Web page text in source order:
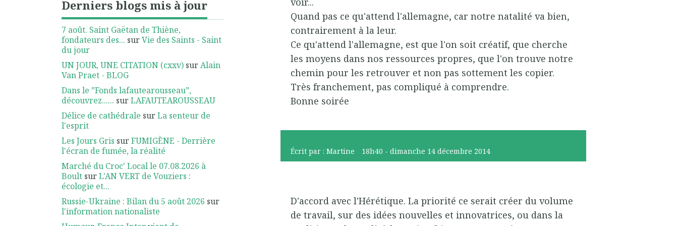
Derniers blogs mis à jour
7 août. Saint Gaëtan de Thiène,
fondateurs des... surVie des Saints - Saint
du jour
UN JOUR, UNE CITATION (cxxv) surAlain
Van Praet - BLOG
Dans le ”Fonds lafautearousseau”,
découvrez...... surLAFAUTEAROUSSEAU
Délice de cathédrale surLa senteur de
l'esprit
Les Jours Gris surFUMIGÈNE - Derrière
l'écran de fumée, la réalité
Marché du Croc' Local le 07.08.2026 à
Boult surL'AN VERT de Vouziers :
écologie et...
Russie-Ukraine : Bilan du 5 août 2026 sur
l'information nationaliste
Quand pas ce qu'attend l'allemagne, car notre natalité va bien,
contrairement à la leur.
Ce qu'attend l'allemagne, est que l'on soit créatif, que cherche
les moyens dans nos ressources propres, que l'on trouve notre
chemin pour les retrouver et non pas sottement les copier.
Très franchement, pas compliqué à comprendre.
Bonne soirée
Écrit par :Martine 18h40 -dimanche 14 décembre 2014
D'accord avec l'Hérétique. La priorité ce serait créer du volume
de travail, sur des idées nouvelles et innovatrices, ou dans la